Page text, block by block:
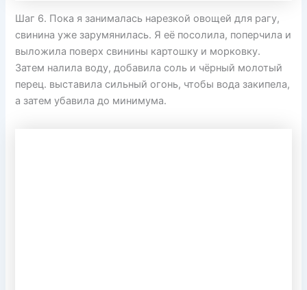
Шаг 6. Пока я занималась нарезкой овощей для рагу,
свинина уже зарумянилась. Я её посолила, поперчила и
выложила поверх свинины картошку и морковку.
Затем налила воду, добавила соль и чёрный молотый
перец. выставила сильный огонь, чтобы вода закипела,
а затем убавила до минимума.